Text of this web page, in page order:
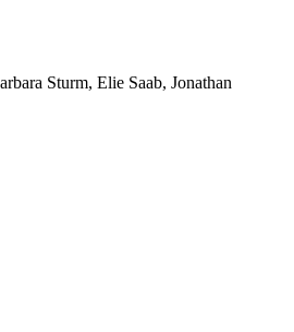
Sturm, Elie Saab, Jonathan